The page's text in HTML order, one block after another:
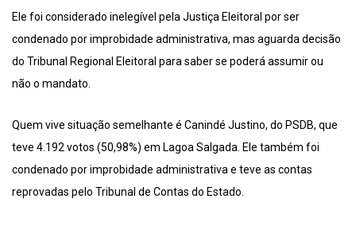
Ele foi considerado inelegível pela Justiça Eleitoral por ser
condenado por improbidade administrativa, mas aguarda decisão
do Tribunal Regional Eleitoral para saber se poderá assumir ou
não o mandato.
Quem vive situação semelhante é Canindé Justino, do PSDB, que
teve 4.192 votos (50,98%) em Lagoa Salgada. Ele também foi
condenado por improbidade administrativa e teve as contas
reprovadas pelo Tribunal de Contas do Estado.